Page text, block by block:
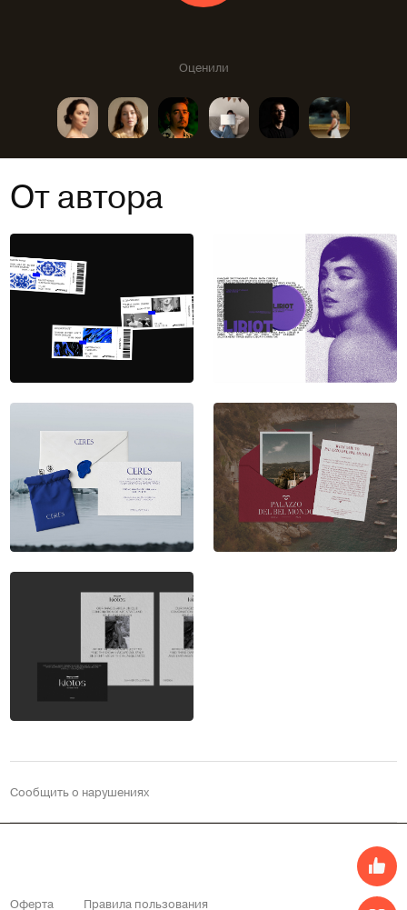
Оценили
От автора
Сообщить о нарушениях
Оферта Правила пользования